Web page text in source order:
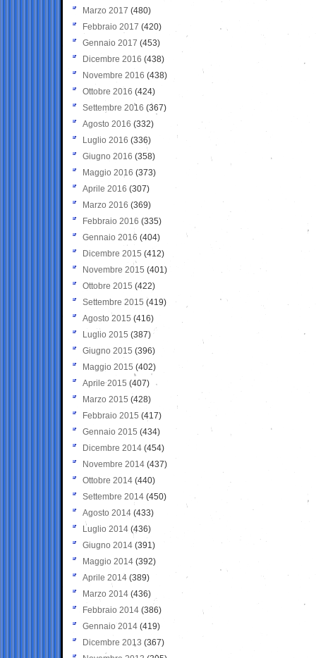
Marzo 2017 (480)
Febbraio 2017 (420)
Gennaio 2017 (453)
Dicembre 2016 (438)
Novembre 2016 (438)
Ottobre 2016 (424)
Settembre 2016 (367)
Agosto 2016 (332)
Luglio 2016 (336)
Giugno 2016 (358)
Maggio 2016 (373)
Aprile 2016 (307)
Marzo 2016 (369)
Febbraio 2016 (335)
Gennaio 2016 (404)
Dicembre 2015 (412)
Novembre 2015 (401)
Ottobre 2015 (422)
Settembre 2015 (419)
Agosto 2015 (416)
Luglio 2015 (387)
Giugno 2015 (396)
Maggio 2015 (402)
Aprile 2015 (407)
Marzo 2015 (428)
Febbraio 2015 (417)
Gennaio 2015 (434)
Dicembre 2014 (454)
Novembre 2014 (437)
Ottobre 2014 (440)
Settembre 2014 (450)
Agosto 2014 (433)
Luglio 2014 (436)
Giugno 2014 (391)
Maggio 2014 (392)
Aprile 2014 (389)
Marzo 2014 (436)
Febbraio 2014 (386)
Gennaio 2014 (419)
Dicembre 2013 (367)